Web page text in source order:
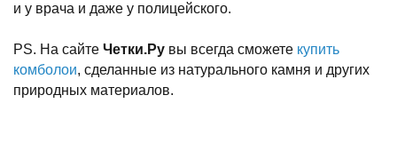
и у врача и даже у полицейского.
PS. На сайте Четки.Ру вы всегда сможете купить
комболои, сделанные из натурального камня и других
природных материалов.